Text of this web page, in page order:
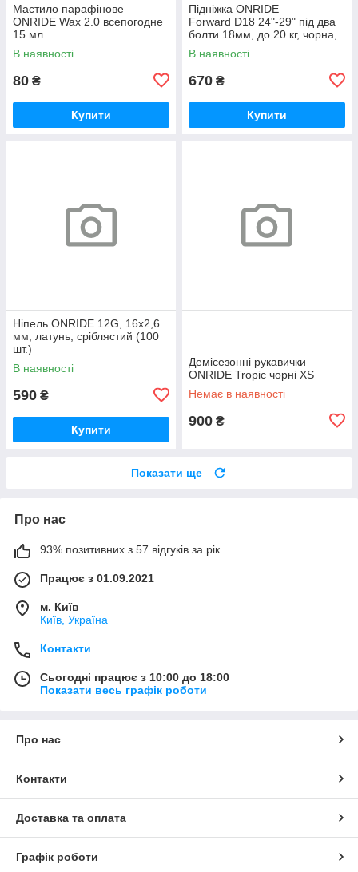
Мастило парафінове
ONRIDE Wax 2.0 всепогодне
15 мл
В наявності
80 ₴
Купити
Підніжка ONRIDE
Forward D18 24"-29" під два
болти 18мм, до 20 кг, чорна,
polybag
В наявності
670 ₴
Купити
Ніпель ONRIDE 12G, 16x2,6
мм, латунь, сріблястий (100
шт.)
В наявності
590 ₴
Купити
Демісезонні рукавички
ONRIDE Tropic чорні XS
Немає в наявності
900 ₴
Показати ще
Про нас
93% позитивних з 57 відгуків за рік
Працює з 01.09.2021
м. Київ
Київ, Україна
Контакти
Сьогодні працює з 10:00 до 18:00
Показати весь графік роботи
Про нас
Контакти
Доставка та оплата
Графік роботи